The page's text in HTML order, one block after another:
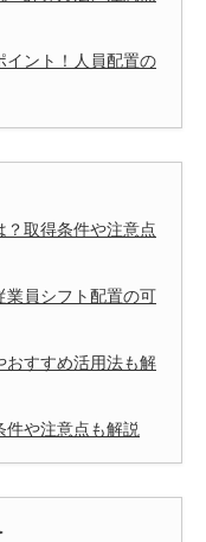
イント！人員配置の
？取得条件や注意点
業員シフト配置の可
おすすめ活用法も解
や注意点も解説